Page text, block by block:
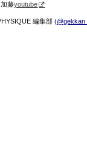
藤youtube
編集部 (